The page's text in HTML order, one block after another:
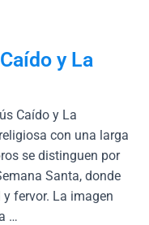
y La
Caído y La
con una larga
se distinguen por
Santa, donde
fervor. La imagen
…